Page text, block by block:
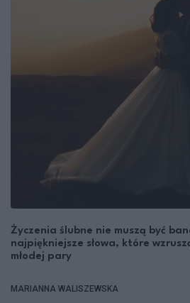
Życzenia ślubne nie muszą być
najpiękniejsze słowa, które
młodej pary
MARIANNA WALISZEWSKA